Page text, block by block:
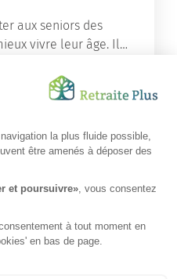
aux seniors des
vivre leur âge. Il
l’alimentation...
aide de nos équipes ?
& disponibilités